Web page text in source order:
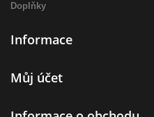
Doplňky
Informace
Můj účet